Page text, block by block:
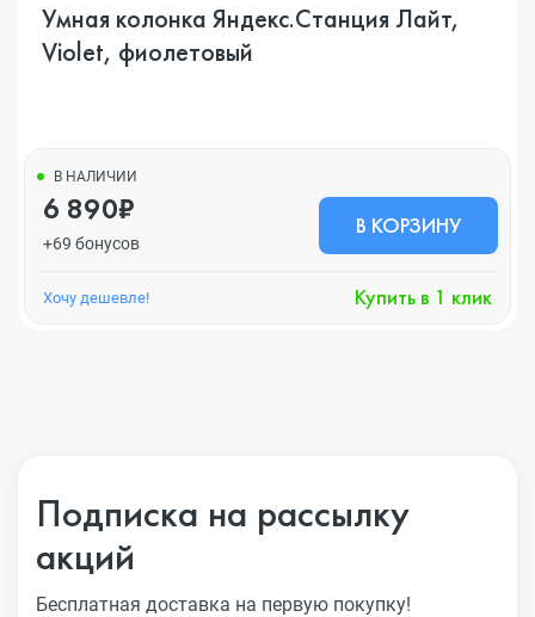
Умная колонка Яндекс.Станция Лайт,
Violet, фиолетовый
В НАЛИЧИИ
6 890₽
+69 бонусов
В КОРЗИНУ
Хочу дешевле! Купить в 1 клик
Подписка на рассылку
акций
Бесплатная доставка на первую покупку!